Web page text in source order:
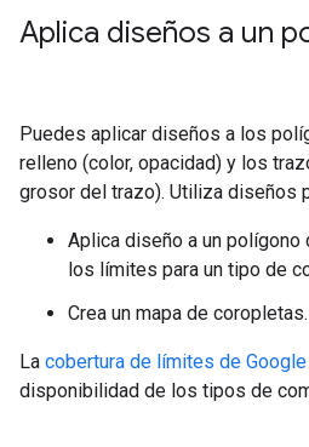
Aplica diseños a un
Puedes aplicar diseños a los
relleno (color, opacidad) y los
grosor del trazo). Utiliza diseños
Aplica diseño a un
los límites para un tipo de
Crea un mapa de coropletas.
La cobertura de límites de Google
disponibilidad de los tipos de